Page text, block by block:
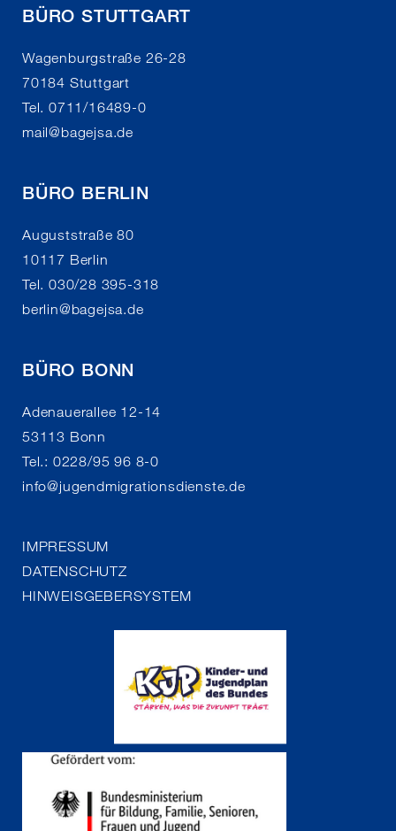
BÜRO STUTTGART
Wagenburgstraße 26-28
70184 Stuttgart
Tel. 0711/16489-0
mail@bagejsa.de
BÜRO BERLIN
Auguststraße 80
10117 Berlin
Tel. 030/28 395-318
berlin@bagejsa.de
BÜRO BONN
Adenauerallee 12-14
53113 Bonn
Tel.: 0228/95 96 8-0
info@jugendmigrationsdienste.de
IMPRESSUM
DATENSCHUTZ
HINWEISGEBERSYSTEM